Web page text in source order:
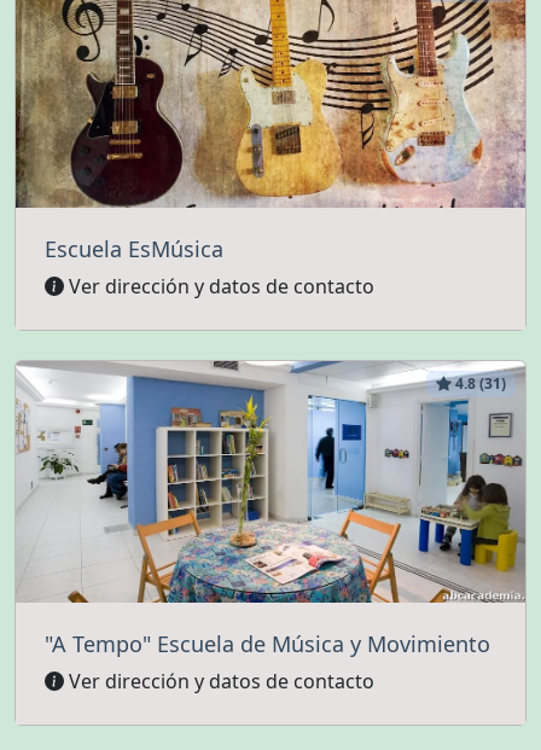
Escuela EsMúsica
Ver dirección y datos de contacto
4.8 (31)
"A Tempo" Escuela de Música y Movimiento
Ver dirección y datos de contacto